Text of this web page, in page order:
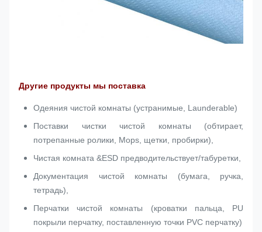
Другие продукты мы поставка
Одеяния чистой комнаты (устранимые, Launderable)
Поставки чистки чистой комнаты (обтирает,
потрепанные ролики, Mops, щетки, пробирки),
Чистая комната &ESD предводительствует/табуретки,
Документация чистой комнаты (бумага, ручка,
тетрадь),
Перчатки чистой комнаты (кроватки пальца, PU
покрыли перчатку, поставленную точки PVC перчатку)